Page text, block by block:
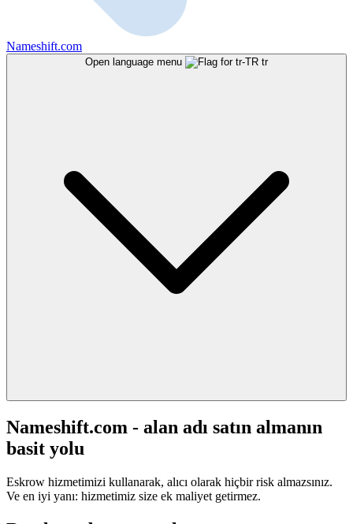
Nameshift.com
Open language menu tr
Nameshift.com - alan adı satın almanın
basit yolu
Eskrow hizmetimizi kullanarak, alıcı olarak hiçbir risk almazsınız.
Ve en iyi yanı: hizmetimiz size ek maliyet getirmez.